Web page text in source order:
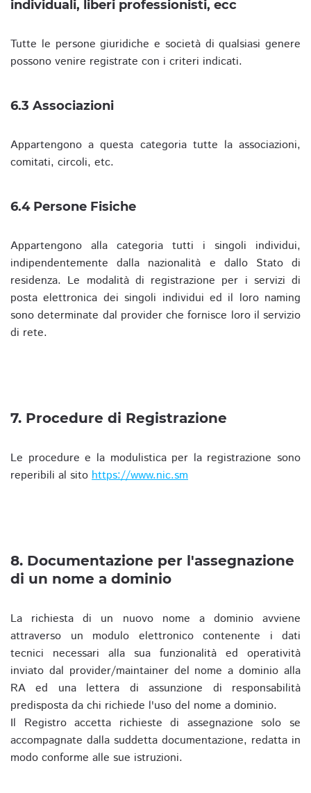
individuali, liberi professionisti, ecc
Tutte le persone giuridiche e società di qualsiasi genere
possono venire registrate con i criteri indicati.
6.3 Associazioni
Appartengono a questa categoria tutte la associazioni,
comitati, circoli, etc.
6.4 Persone Fisiche
Appartengono alla categoria tutti i singoli individui,
indipendentemente dalla nazionalità e dallo Stato di
residenza. Le modalità di registrazione per i servizi di
posta elettronica dei singoli individui ed il loro naming
sono determinate dal provider che fornisce loro il servizio
di rete.
7. Procedure di Registrazione
Le procedure e la modulistica per la registrazione sono
reperibili al sito https://www.nic.sm
8. Documentazione per l'assegnazione
di un nome a dominio
La richiesta di un nuovo nome a dominio avviene
attraverso un modulo elettronico contenente i dati
tecnici necessari alla sua funzionalità ed operatività
inviato dal provider/maintainer del nome a dominio alla
RA ed una lettera di assunzione di responsabilità
predisposta da chi richiede l'uso del nome a dominio.
Il Registro accetta richieste di assegnazione solo se
accompagnate dalla suddetta documentazione, redatta in
modo conforme alle sue istruzioni.